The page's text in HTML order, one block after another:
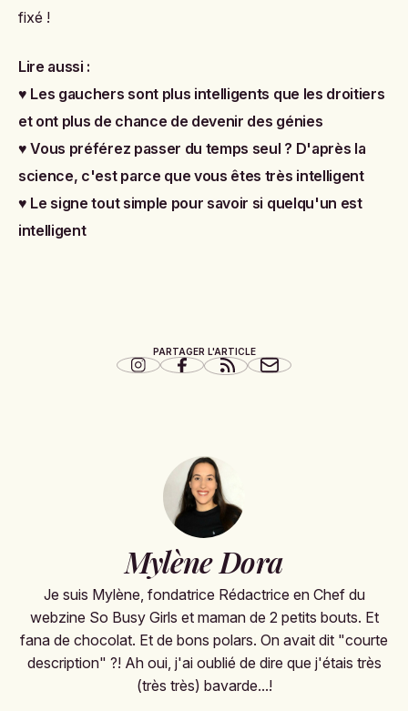
fixé !
Lire aussi :
♥ Les gauchers sont plus intelligents que les droitiers
et ont plus de chance de devenir des génies
♥Vous préférez passer du temps seul ? D'après la
science, c'est parce que vous êtes très intelligent
♥ Le signe tout simple pour savoir si quelqu'un est
intelligent
PARTAGER L'ARTICLE
Mylène Dora
Je suis Mylène, fondatrice Rédactrice en Chef du
webzine So Busy Girls et maman de 2 petits bouts. Et
fana de chocolat. Et de bons polars. On avait dit "courte
description" ?! Ah oui, j'ai oublié de dire que j'étais très
(très très) bavarde...!